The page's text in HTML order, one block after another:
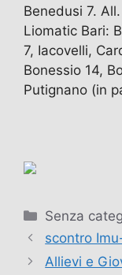
Benedusi 7.
Liomatic Bari:
7, Iacovelli,
Bonessio 14,
Putignano (in
Categorie
Senza
scontro
Allievi e